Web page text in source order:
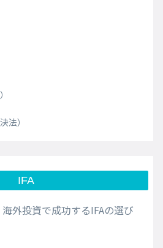
法）
IFA
外投資で成功するIFAの選び